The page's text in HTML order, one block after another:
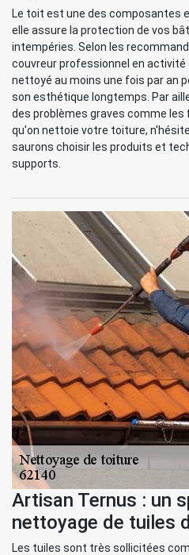
Le toit est une des composantes
elle assure la protection de vos
intempéries. Selon les
couvreur professionnel en activité
nettoyé au moins une fois par an
son esthétique longtemps. Par
des problèmes graves comme les
qu'on nettoie votre toiture,
saurons choisir les produits et
supports.
Artisan Ternus : un
nettoyage de tuiles
Les tuiles sont très sollicitées